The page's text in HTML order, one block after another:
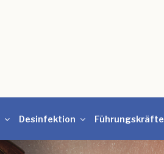
Desinfektion Führungskräfte